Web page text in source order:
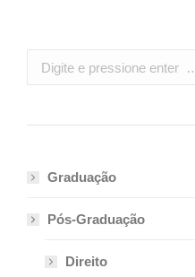
Search:
Graduação
Pós-Graduação
Direito